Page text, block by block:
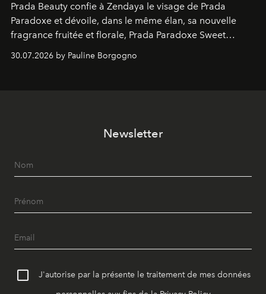
Prada Beauty confie à Zendaya le visage de Prada
Paradoxe et dévoile, dans le même élan, sa nouvelle
fragrance fruitée et florale, Prada Paradoxe Sweet
Chemistry Eau de Parfum.
30.07.2026 by Pauline Borgogno
Newsletter
J'autorise par la présente le traitement de mes données